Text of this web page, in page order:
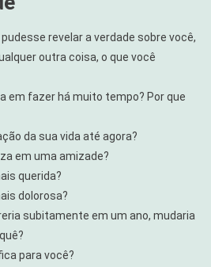
revelar a verdade sobre você,
outra coisa, o que você
em fazer há muito tempo? Por que
da sua vida até agora?
em uma amizade?
querida?
dolorosa?
subitamente em um ano, mudaria
para você?